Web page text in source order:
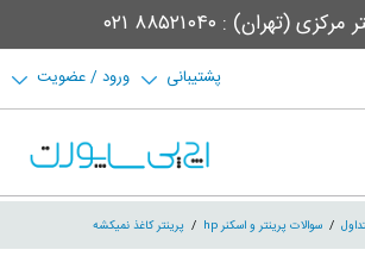
(تهران) : ۸۸۵۲۱۰۴۰ ۰۲۱
ورود / عضویت پشتیبانی
سوالات پرینتر و اسکنر hp پرینتر کاغذ نمیکشه